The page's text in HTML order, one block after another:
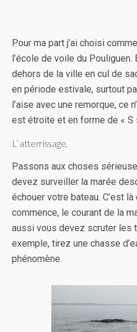
Pour ma part j’ai choisi
l’école de voile du
dehors de la ville en cul de
en période estivale, surtout
l’aise avec une remorque, ce
est étroite et en forme de « S
L’ atterrissage,
Passons aux choses
devez surveiller la marée
échouer votre bateau. C’est
commence, le courant de la
aussi vous devez scruter les
exemple, tirez une chasse
phénomène.